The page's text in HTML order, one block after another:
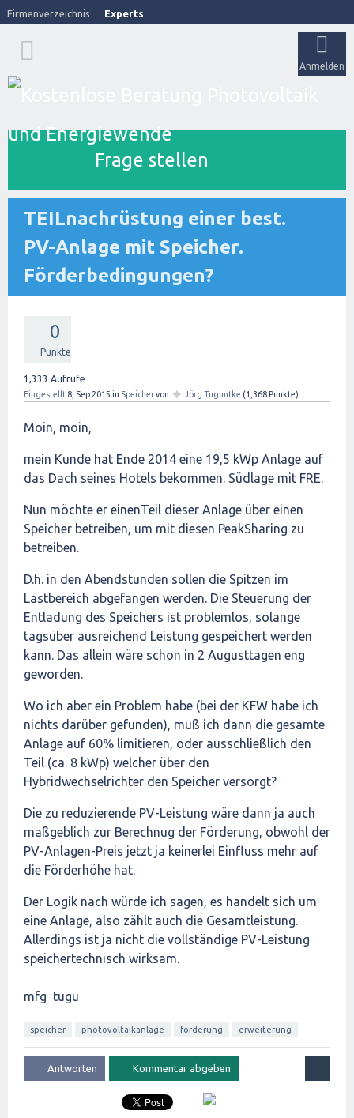
Firmenverzeichnis Experts
Anmelden
Frage stellen
TEILnachrüstung einer best.
PV-Anlage mit Speicher.
Förderbedingungen?
0
Punkte
1,333 Aufrufe
Eingestellt 8, Sep 2015 in Speichervon ✦ Jörg Tuguntke (1,368 Punkte)
Moin, moin,
mein Kunde hat Ende 2014 eine 19,5 kWp Anlage auf
das Dach seines Hotels bekommen. Südlage mit FRE.
Nun möchte er einenTeil dieser Anlage über einen
Speicher betreiben, um mit diesen PeakSharing zu
betreiben.
D.h. in den Abendstunden sollen die Spitzen im
Lastbereich abgefangen werden. Die Steuerung der
Entladung des Speichers ist problemlos, solange
tagsüber ausreichend Leistung gespeichert werden
kann. Das allein wäre schon in 2 Augusttagen eng
geworden.
Wo ich aber ein Problem habe (bei der KFW habe ich
nichts darüber gefunden), muß ich dann die gesamte
Anlage auf 60% limitieren, oder ausschließlich den
Teil (ca. 8 kWp) welcher über den
Hybridwechselrichter den Speicher versorgt?
Die zu reduzierende PV-Leistung wäre dann ja auch
maßgeblich zur Berechnug der Förderung, obwohl der
PV-Anlagen-Preis jetzt ja keinerlei Einfluss mehr auf
die Förderhöhe hat.
Der Logik nach würde ich sagen, es handelt sich um
eine Anlage, also zählt auch die Gesamtleistung.
Allerdings ist ja nicht die vollständige PV-Leistung
speichertechnisch wirksam.
mfg tugu
speicher photovoltaikanlage förderung erweiterung